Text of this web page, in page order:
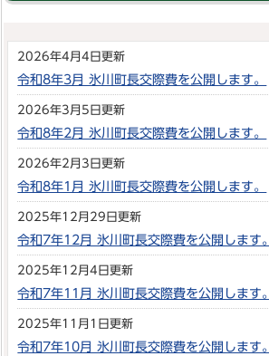
2026年4月4日更新
令和8年3月 氷川町長交際費を公開します。
2026年3月5日更新
令和8年2月 氷川町長交際費を公開します。
2026年2月3日更新
令和8年1月 氷川町長交際費を公開します。
2025年12月29日更新
令和7年12月 氷川町長交際費を公開します。
2025年12月4日更新
令和7年11月 氷川町長交際費を公開します。
2025年11月1日更新
令和7年10月 氷川町長交際費を公開します。